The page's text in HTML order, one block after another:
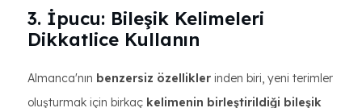
3. İpucu: Bileşik Kelimeleri
Dikkatlice Kullanın
Almanca'nın benzersiz özellikler inden biri, yeni terimler
oluşturmak için birkaç kelimenin birleştirildiği bileşik